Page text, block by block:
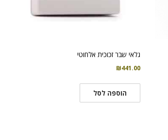
גלאי שבר זכוכית אלחוטי
₪441.00
הוספה לסל